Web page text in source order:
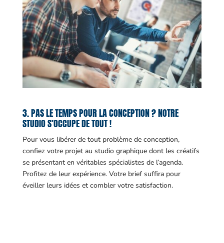
3. PAS LE TEMPS POUR LA CONCEPTION ? NOTRE
STUDIO S’OCCUPE DE TOUT !
Pour vous libérer de tout problème de conception,
confiez votre projet au studio graphique dont les créatifs
se présentant en véritables spécialistes de l’agenda.
Profitez de leur expérience. Votre brief suffira pour
éveiller leurs idées et combler votre satisfaction.